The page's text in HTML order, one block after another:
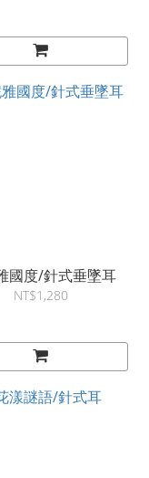
國度/針式垂墜耳
NT$1,280